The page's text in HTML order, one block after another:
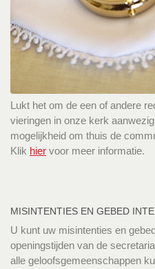
Lukt het om de een of andere
vieringen in onze kerk
mogelijkheid om thuis de
Klik hier voor meer informatie.
MISINTENTIES EN GEBED
U kunt uw misintenties en
openingstijden van de
alle geloofsgemeenschappen